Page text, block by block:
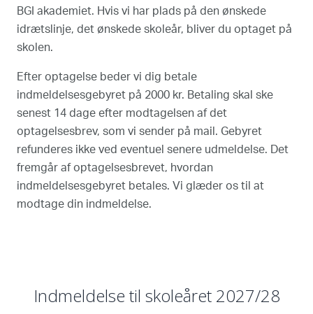
BGI akademiet. Hvis vi har plads på den ønskede
idrætslinje, det ønskede skoleår, bliver du optaget på
skolen.
Efter optagelse beder vi dig betale
indmeldelsesgebyret på 2000 kr. Betaling skal ske
senest 14 dage efter modtagelsen af det
optagelsesbrev, som vi sender på mail. Gebyret
refunderes ikke ved eventuel senere udmeldelse. Det
fremgår af optagelsesbrevet, hvordan
indmeldelsesgebyret betales. Vi glæder os til at
modtage din indmeldelse.